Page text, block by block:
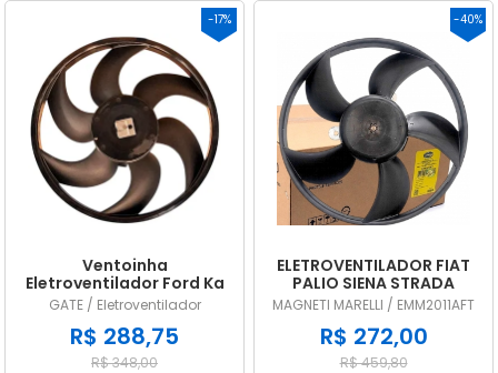
-17%
Ventoinha
Eletroventilador Ford Ka
1.0 8V Flex 2008 a 2011
GATE / Eletroventilador
R$ 288,75
R$ 348,00
-40%
ELETROVENTILADOR FIAT
PALIO SIENA STRADA
2002/... COM AR / SEM AR
EMM2011AFT
MAGNETI MARELLI / EMM2011AFT
R$ 272,00
R$ 459,80